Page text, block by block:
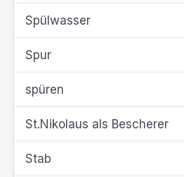
Spülwasser
Spur
spüren
St.Nikolaus als Bescherer
Stab